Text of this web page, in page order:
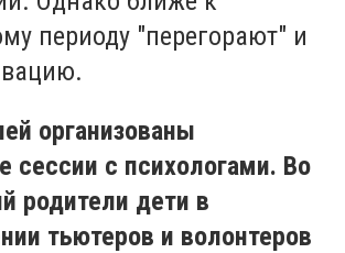
периоду "перегорают" и
организованы
сессии с психологами. Во
родители дети в
тьютеров и волонтеров